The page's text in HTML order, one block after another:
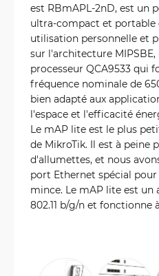
est RBmAPL-2nD, est un
ultra-compact et portable
utilisation personnelle et
sur l'architecture
processeur QCA9533 qui
fréquence nominale de
bien adapté aux
l'espace et l'efficacité
Le mAP lite est le plus
de MikroTik. Il est à peine
d'allumettes, et nous
port Ethernet spécial
mince. Le mAP lite est un
802.11 b/g/n et fonctionne